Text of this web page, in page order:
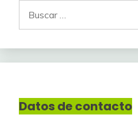
Datos de contacto